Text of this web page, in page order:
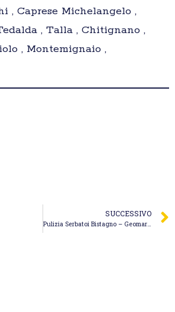
, Caprese Michelangelo ,
, Talla , Chitignano ,
, Montemignaio ,
SUCCESSIVO
Pulizia Serbatoi Bistagno – Geomaral Spurghi